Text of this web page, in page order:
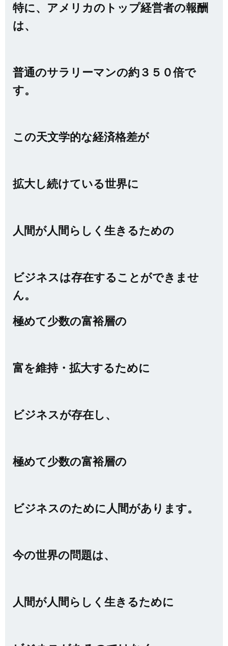
特に、アメリカのトップ経営者の報酬
は、
普通のサラリーマンの約３５０倍で
す。
この天文学的な経済格差が
拡大し続けている世界に
人間が人間らしく生きるための
ビジネスは存在することができませ
ん。
極めて少数の富裕層の
富を維持・拡大するために
ビジネスが存在し、
極めて少数の富裕層の
ビジネスのために人間があります。
今の世界の問題は、
人間が人間らしく生きるために